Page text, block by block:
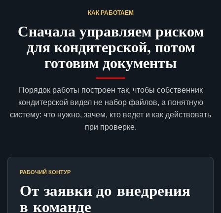
КАК РАБОТАЕМ
Сначала управляем риском
для кондитерской, потом
готовим документы
Порядок работы построен так, чтобы собственник
кондитерской видел не набор файлов, а понятную
систему: что нужно, зачем, кто ведет и как действовать
при проверке.
РАБОЧИЙ КОНТУР
От заявки до внедрения
в команде